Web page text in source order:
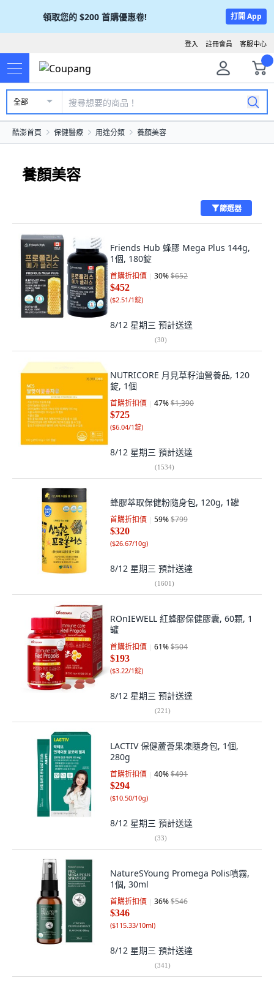
領取您的 $200 首購優惠卷! 打開 App
客服中心
註冊會員
登入
全部
酷澎首頁 保健醫療 用途分類 養顏美容
養顏美容
篩選器
Friends Hub 蜂膠 Mega Plus 144g,
1個, 180錠
首購折扣價 30%$652
$452
($2.51/1錠)
8/12 星期三 預計送達
(30)
NUTRICORE 月見草籽油營養品, 120
錠, 1個
首購折扣價 47%$1,390
$725
($6.04/1錠)
8/12 星期三 預計送達
(1534)
蜂膠萃取保健粉隨身包, 120g, 1罐
首購折扣價 59%$799
$320
($26.67/10g)
8/12 星期三 預計送達
(1601)
ROnIEWELL 紅蜂膠保健膠囊, 60顆, 1
罐
首購折扣價 61%$504
$193
($3.22/1錠)
8/12 星期三 預計送達
(221)
LACTIV 保健蘆薈果凍隨身包, 1個,
280g
首購折扣價 40%$491
$294
($10.50/10g)
8/12 星期三 預計送達
(33)
NatureSYoung Promega Polis噴霧,
1個, 30ml
首購折扣價 36%$546
$346
($115.33/10ml)
8/12 星期三 預計送達
(341)